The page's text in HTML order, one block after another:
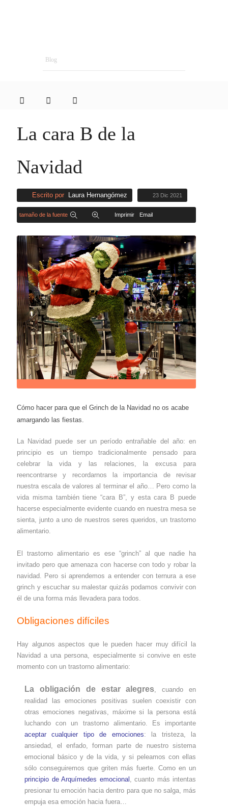
Blog
La cara B de la
Navidad
Escrito por Laura Hernangómez 23 Dic 2021
tamaño de la fuente Imprimir Email
Cómo hacer para que el Grinch de la Navidad no os acabe
amargando las fiestas.
La Navidad puede ser un período entrañable del año: en
principio es un tiempo tradicionalmente pensado para
celebrar la vida y las relaciones, la excusa para
reencontrarse y recordarnos la importancia de revisar
nuestra escala de valores al terminar el año… Pero como la
vida misma también tiene “cara B”, y esta cara B puede
hacerse especialmente evidente cuando en nuestra mesa se
sienta, junto a uno de nuestros seres queridos, un trastorno
alimentario.
El trastorno alimentario es ese “grinch” al que nadie ha
invitado pero que amenaza con hacerse con todo y robar la
navidad. Pero si aprendemos a entender con ternura a ese
grinch y escuchar su malestar quizás podamos convivir con
él de una forma más llevadera para todos.
Obligaciones difíciles
Hay algunos aspectos que le pueden hacer muy difícil la
Navidad a una persona, especialmente si convive en este
momento con un trastorno alimentario:
La obligación de estar alegres , cuando en
realidad las emociones positivas suelen coexistir con
otras emociones negativas, máxime si la persona está
luchando con un trastorno alimentario. Es importante
aceptar cualquier tipo de emociones: la tristeza, la
ansiedad, el enfado, forman parte de nuestro sistema
emocional básico y de la vida, y si peleamos con ellas
sólo conseguiremos que griten más fuerte. Como en un
principio de Arquímedes emocional
, cuanto más intentas
presionar tu emoción hacia dentro para que no salga, más
empuja esa emoción hacia fuera…